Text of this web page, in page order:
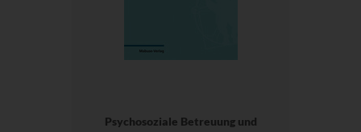
Psychosoziale Betreuung und